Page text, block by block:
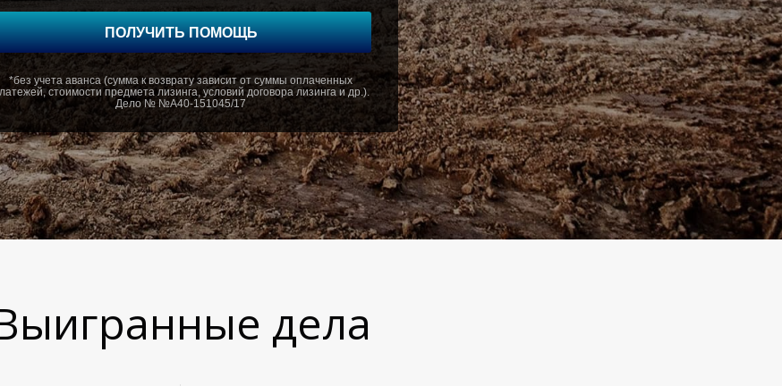
ПОЛУЧИТЬ ПОМОЩЬ
*без учета аванса (сумма к возврату зависит от суммы оплаченных
стоимости предмета лизинга, условий договора лизинга и др.).
Дело № №А40-151045/17
дела